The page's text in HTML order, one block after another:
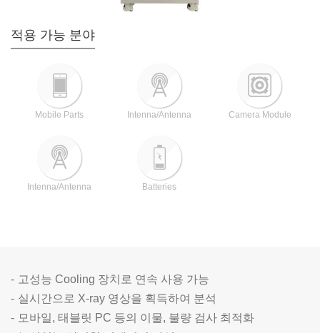
적용 가능 분야
Mobile Parts Intenna/Antenna Camera Module
Intenna/Antenna Batteries
고성능 Cooling 장치로 연속 사용 가능
실시간으로 X-ray 영상을 획득하여 분석
모바일, 태블릿 PC 등의 이물, 불량 검사 최적화